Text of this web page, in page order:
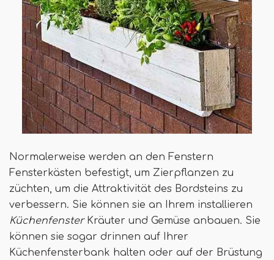
Normalerweise werden an den Fenstern
Fensterkästen befestigt, um Zierpflanzen zu
züchten, um die Attraktivität des Bordsteins zu
verbessern. Sie können sie an Ihrem installieren
KüchenfensterKräuter und Gemüse anbauen. Sie
können sie sogar drinnen auf Ihrer
Küchenfensterbank halten oder auf der Brüstung